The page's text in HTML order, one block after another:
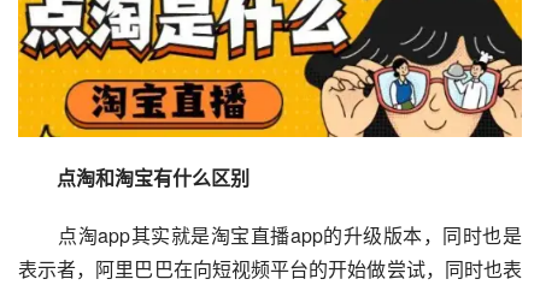
点淘和淘宝有什么区别
点淘app其实就是淘宝直播app的升级版本，同时也是
表示者，阿里巴巴在向短视频平台的开始做尝试，同时也表